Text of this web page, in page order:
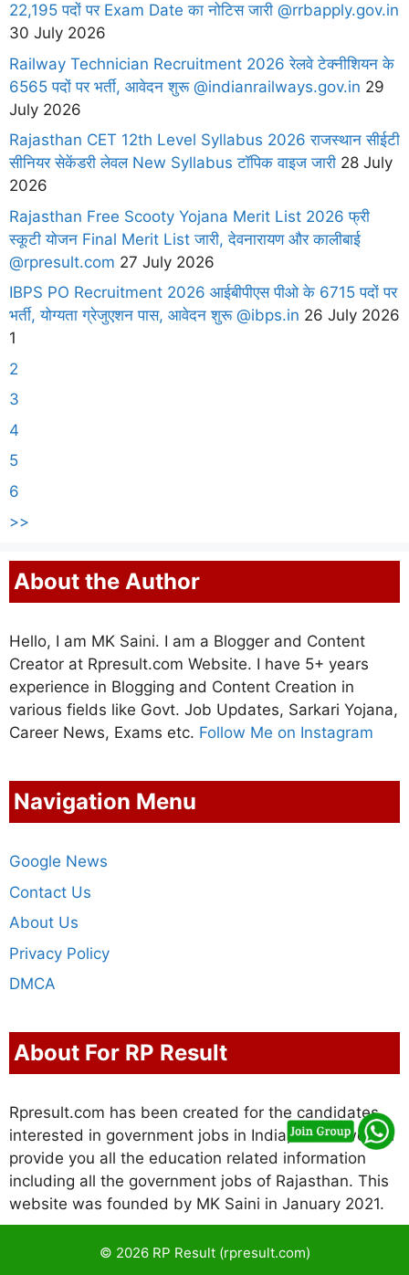
22,195 पदों पर Exam Date का नोटिस जारी @rrbapply.gov.in
30 July 2026
Railway Technician Recruitment 2026 रेलवे टेक्नीशियन के
6565 पदों पर भर्ती, आवेदन शुरू @indianrailways.gov.in 29
July 2026
Rajasthan CET 12th Level Syllabus 2026 राजस्थान सीईटी
सीनियर सेकेंडरी लेवल New Syllabus टॉपिक वाइज जारी 28 July
2026
Rajasthan Free Scooty Yojana Merit List 2026 फ्री
स्कूटी योजन Final Merit List जारी, देवनारायण और कालीबाई
@rpresult.com 27 July 2026
IBPS PO Recruitment 2026 आईबीपीएस पीओ के 6715 पदों पर
भर्ती, योग्यता ग्रेजुएशन पास, आवेदन शुरू @ibps.in 26 July 2026
1
2
3
4
5
6
>>
About the Author
Hello, I am MK Saini. I am a Blogger and Content
Creator at Rpresult.com Website. I have 5+ years
experience in Blogging and Content Creation in
various fields like Govt. Job Updates, Sarkari Yojana,
Career News, Exams etc. Follow Me on Instagram
Navigation Menu
Google News
Contact Us
About Us
Privacy Policy
DMCA
About For RP Result
Rpresult.com has been created for the candidates
interested in government jobs in India, in this we will
provide you all the education related information
including all the government jobs of Rajasthan. This
website was founded by MK Saini in January 2021.
© 2026 RP Result (rpresult.com)